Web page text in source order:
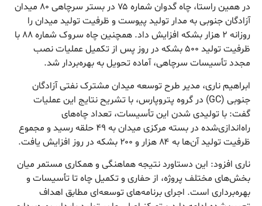
در همین راستا، چاه گدوان شماره ۷۵ در بستر سرچاهی ۸۰ میدان
آزادگان جنوبی به مدار تولید پیوست و ظرفیت تولید میدان را
روزانه ۲ هزار بشکه افزایش داد. همچنین چاه سروک شماره ۸۸ با
ظرفیت تولید ۵۰۰ بشکه در روز پس از تکمیل عملیات نصب
مجدد تأسیسات سرچاهی، آماده تحویل به بهره‌بردار شد.
ابراهیم ناری، مدیر طرح توسعه میدان مشترک نفتی آزادگان
جنوبی (GC) در گروه پتروپارس، با تشریح نتایج این عملیات
گفت: با تولیدی شدن این تأسیسات، تعداد چاه‌های
راه‌اندازی‌شده در بسته مرکزی میدان به ۴۹ حلقه رسید و مجموع
ظرفیت تولید آن‌ها به ۸۴ هزار و ۲۰۰ بشکه در روز افزایش یافت.
ناری افزود: این دستاورد نتیجه هماهنگی و همکاری مستمر میان
بخش‌های مختلف پروژه، از حفاری و تکمیل چاه تا تأسیسات و
بهره‌برداری است. اجرای برنامه‌های توسعه‌ای مطابق اهداف